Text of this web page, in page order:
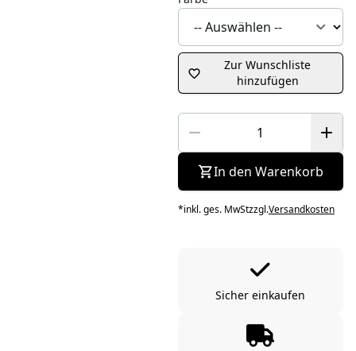
Zur Wunschliste
hinzufügen
In den Warenkorb
*inkl. ges. MwStzzgl.Versandkosten
Sicher einkaufen